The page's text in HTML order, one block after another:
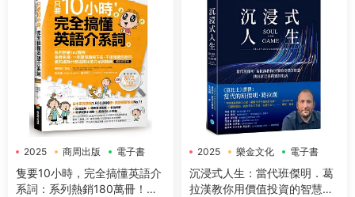
2025 商周出版 電子書
隻要10小時，完全搞懂英語介
系詞：系列熱銷180萬冊！免
2025 樂金文化 電子書
沉浸式人生：當代班傑明．葛
拉漢教你用價值投資的智慧，